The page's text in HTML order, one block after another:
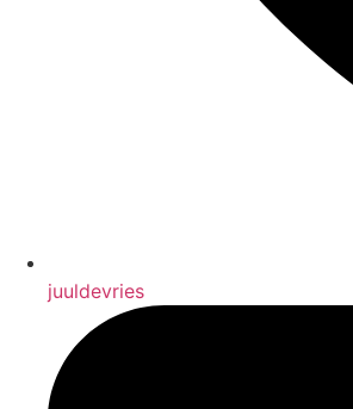
juuldevries